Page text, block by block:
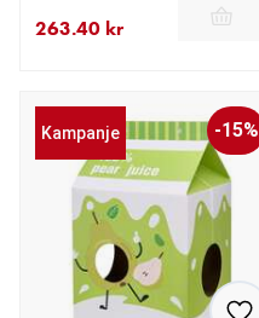
263.40 kr
Kampanje -15%